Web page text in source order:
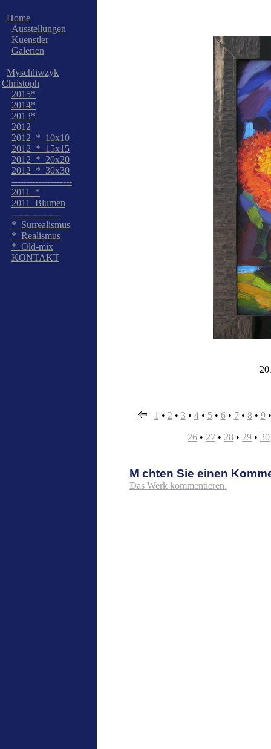
Home
Ausstellungen
Kuenstler
Galerien
Myschliwzyk
Christoph
2015*
2014*
2013*
2012
2012_*_10x10
2012_*_15x15
2012_*_20x20
2012_*_30x30
--------------------
2011_*
2011_Blumen
----------------
*_Surrealismus
*_Realismus
*_Old-mix
KONTAKT
1 • 2 • 3• 4• 5• 6• 7• 8• 9
26 • 27 • 28 • 29 • 30
M chten Sie einen
Das Werk kommentieren.